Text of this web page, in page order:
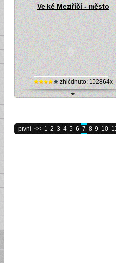
Velké Meziříčí - město
zhlédnuto: 102864x
první << 1 2 3 4 5 6 7 8 9 10